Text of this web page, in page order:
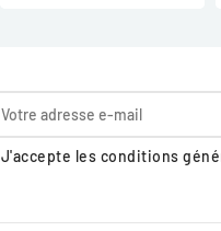
J'accepte les conditions